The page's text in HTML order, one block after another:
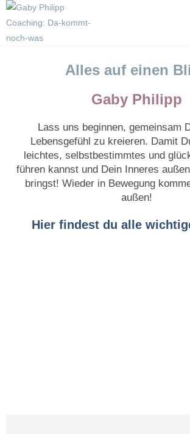
Alles auf einen
Gaby Philipp
Lass uns beginnen, gemeinsam
Lebensgefühl zu kreieren. Damit
leichtes, selbstbestimmtes und
führen kannst und Dein Inneres
bringst! Wieder in Bewegung
außen!
Hier findest du alle